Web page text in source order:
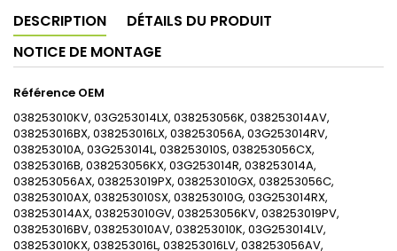
DESCRIPTION
DÉTAILS DU PRODUIT
NOTICE DE MONTAGE
Référence OEM
038253010KV, 03G253014LX, 038253056K, 038253014AV,
038253016BX, 038253016LX, 038253056A, 03G253014RV,
038253010A, 03G253014L, 038253010S, 038253056CX,
038253016B, 038253056KX, 03G253014R, 038253014A,
038253056AX, 038253019PX, 038253010GX, 038253056C,
038253010AX, 038253010SX, 038253010G, 03G253014RX,
038253014AX, 038253010GV, 038253056KV, 038253019PV,
038253016BV, 038253010AV, 038253010K, 03G253014LV,
038253010KX, 038253016L, 038253016LV, 038253056AV,